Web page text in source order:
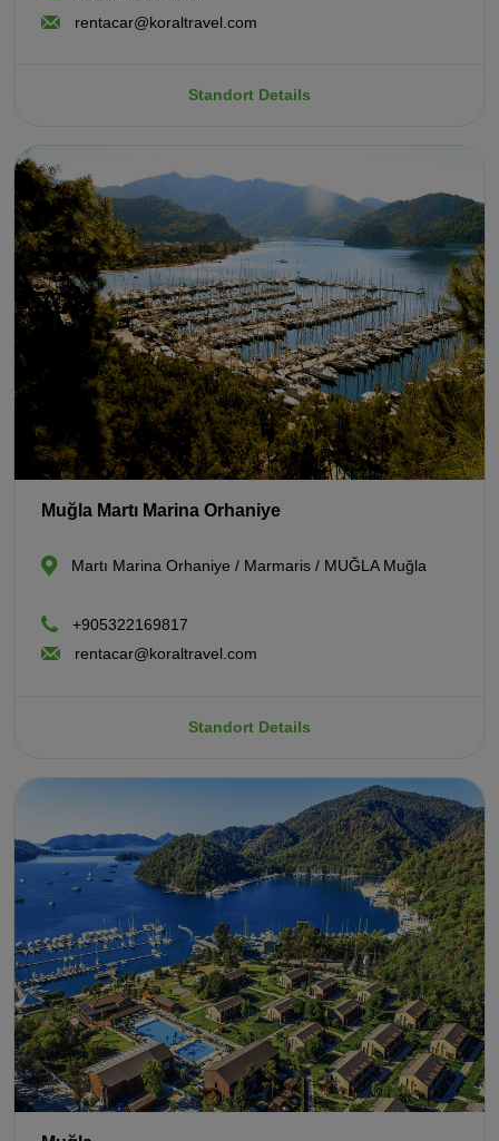
rentacar@koraltravel.com
Standort Details
Muğla Martı Marina Orhaniye
Martı Marina Orhaniye / Marmaris / MUĞLA Muğla
+905322169817
rentacar@koraltravel.com
Standort Details